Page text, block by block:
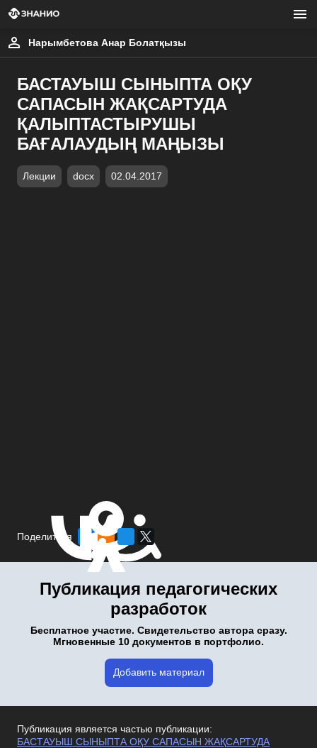
Нарымбетова Анар Болатқызы
БАСТАУЫШ СЫНЫПТА ОҚУ
САПАСЫН ЖАҚСАРТУДА
ҚАЛЫПТАСТЫРУШЫ
БАҒАЛАУДЫҢ МАҢЫЗЫ
Лекции docx 02.04.2017
Поделиться
Публикация педагогических
разработок
Бесплатное участие. Свидетельство автора сразу.
Мгновенные 10 документов в портфолио.
Добавить материал
Публикация является частью публикации:
БАСТАУЫШ СЫНЫПТА ОҚУ САПАСЫН ЖАҚСАРТУДА